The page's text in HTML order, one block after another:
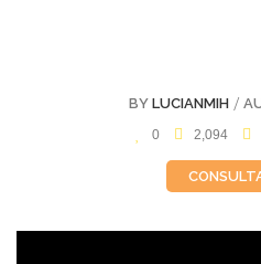
BY LUCIANMIH /
0 2,094